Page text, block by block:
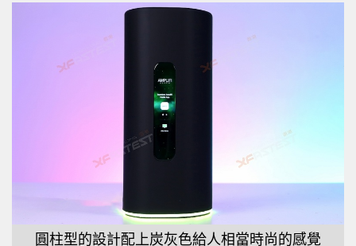
圓柱型的設計配上炭灰色給人相當時尚的感覺